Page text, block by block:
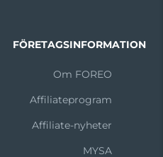
FÖRETAGSINFORMATION
Om FOREO
Affiliateprogram
Affiliate-nyheter
MYSA